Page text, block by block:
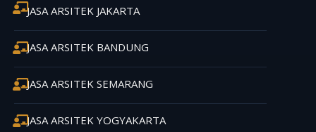
JASA ARSITEK JAKARTA
JASA ARSITEK BANDUNG
JASA ARSITEK SEMARANG
JASA ARSITEK YOGYAKARTA